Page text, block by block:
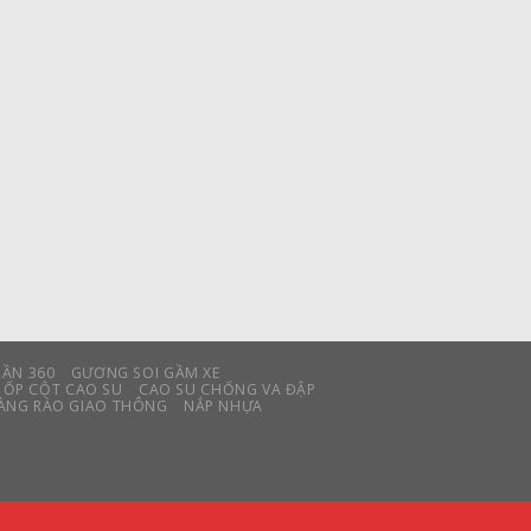
360
GƯƠNG SOI GẦM XE
ỐP CỘT CAO SU
CAO SU CHỐNG VA ĐẬP
RÀO GIAO THÔNG NẮP NHỰA